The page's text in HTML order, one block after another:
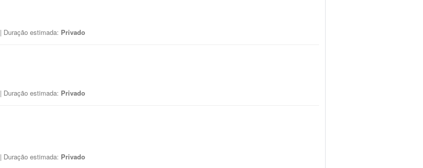
| Duração estimada: Privado
| Duração estimada: Privado
| Duração estimada: Privado